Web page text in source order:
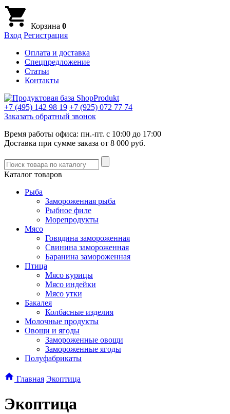
Корзина 0
Вход Регистрация
Оплата и доставка
Спецпредложение
Статьи
Контакты
+7 (495) 142 98 19 +7 (925) 072 77 74
Заказать обратный звонок
Время работы офиса: пн.-пт. с 10:00 до 17:00
Доставка при сумме заказа от 8 000 руб.
Каталог товаров
Рыба
Замороженная рыба
Рыбное филе
Морепродукты
Мясо
Говядина замороженная
Свинина замороженная
Баранина замороженная
Птица
Мясо курицы
Мясо индейки
Мясо утки
Бакалея
Колбасные изделия
Молочные продукты
Овощи и ягоды
Замороженные овощи
Замороженные ягоды
Полуфабрикаты
Главная Экоптица
Экоптица